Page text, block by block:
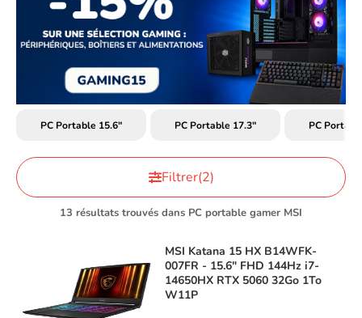
PC Portable 15.6" PC Portable 17.3" PC
13 résultats trouvés dans PC portable gamer MSI
Filtrer(2)
MSI Katana 15 HX B14WFK-
007FR - 15.6" FHD 144Hz i7-
14650HX RTX 5060 32Go 1To
W11P